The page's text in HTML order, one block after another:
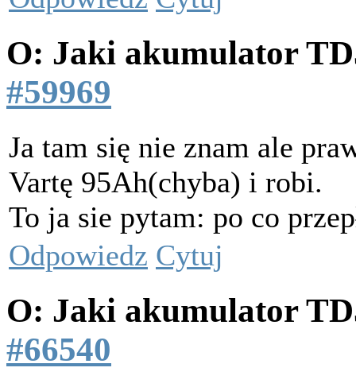
O: Jaki akumulator
#59969
Ja tam się nie znam ale
Vartę 95Ah(chyba) i robi.
To ja sie pytam: po co
Odpowiedz Cytuj
O: Jaki akumulator
#66540